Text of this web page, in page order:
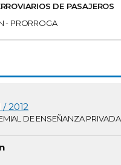
DE PASAJEROS
- PRORROGA
/ 2012
DE ENSEÑANZA PRIVADA